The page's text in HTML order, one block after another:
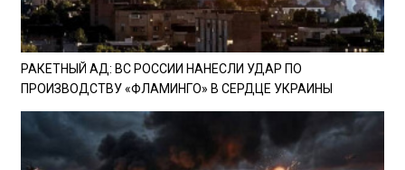
РАКЕТНЫЙ АД: ВС РОССИИ НАНЕСЛИ УДАР ПО
ПРОИЗВОДСТВУ «ФЛАМИНГО» В СЕРДЦЕ УКРАИНЫ